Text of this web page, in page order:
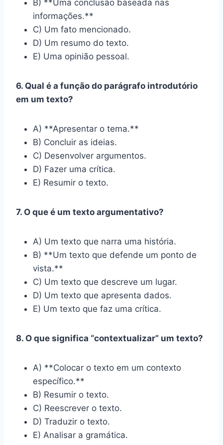
B) **Uma conclusão baseada nas
informações.**
C) Um fato mencionado.
D) Um resumo do texto.
E) Uma opinião pessoal.
6. Qual é a função do parágrafo introdutório
em um texto?
A) **Apresentar o tema.**
B) Concluir as ideias.
C) Desenvolver argumentos.
D) Fazer uma crítica.
E) Resumir o texto.
7. O que é um texto argumentativo?
A) Um texto que narra uma história.
B) **Um texto que defende um ponto de
vista.**
C) Um texto que descreve um lugar.
D) Um texto que apresenta dados.
E) Um texto que faz uma crítica.
8. O que significa “contextualizar” um texto?
A) **Colocar o texto em um contexto
específico.**
B) Resumir o texto.
C) Reescrever o texto.
D) Traduzir o texto.
E) Analisar a gramática.